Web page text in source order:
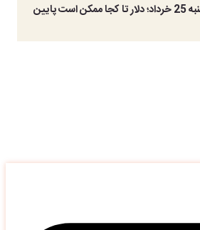
قیمت دلار امروز دوشنبه 25 خرداد؛ دلار تا کجا ممکن است پایین